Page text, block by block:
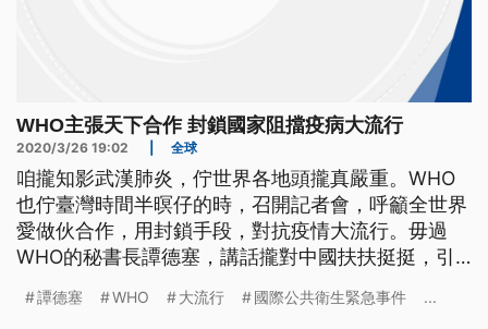
WHO主張天下合作 封鎖國家阻擋疫病大流行
2020/3/26 19:02 全球
咱攏知影武漢肺炎，佇世界各地頭攏真嚴重。WHO
也佇臺灣時間半暝仔的時，召開記者會，呼籲全世界
愛做伙合作，用封鎖手段，對抗疫情大流行。毋過
WHO的秘書長譚德塞，講話攏對中國扶扶挺挺，引
肺炎疫情蔓延全球，世界衛生組織秘書長譚德塞在台
譚德塞 WHO 大流行 國際公共衛生緊急事件 ...